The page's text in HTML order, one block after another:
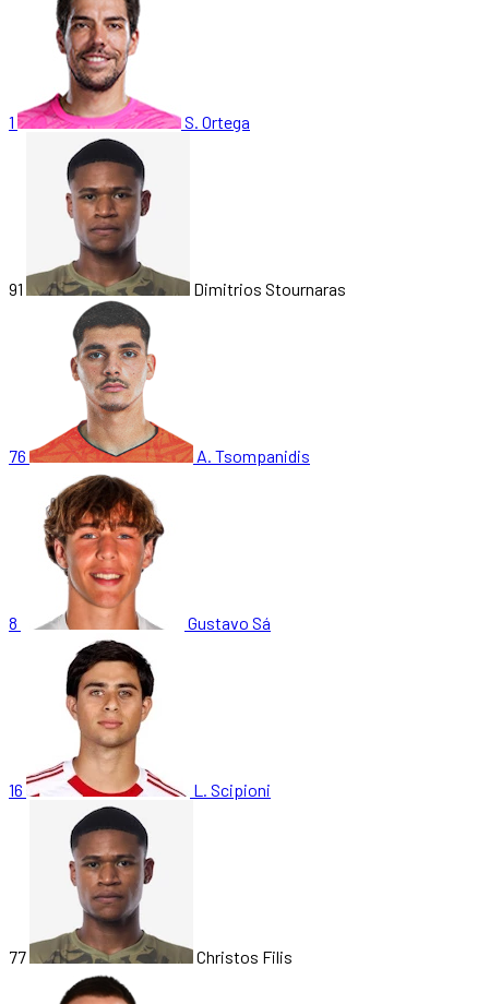
1 S. Ortega
91 Dimitrios Stournaras
76 A. Tsompanidis
8 Gustavo Sá
16 L. Scipioni
77 Christos Filis